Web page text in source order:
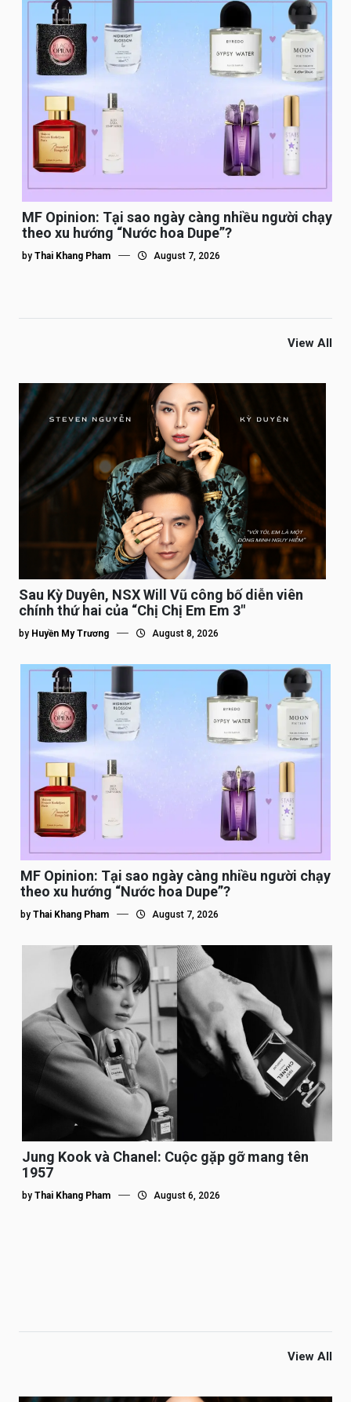
MF Opinion: Tại sao ngày càng nhiều người chạy
theo xu hướng “Nước hoa Dupe”?
by Thai Khang Pham August 7, 2026
View All
Sau Kỳ Duyên, NSX Will Vũ công bố diễn viên
chính thứ hai của “Chị Chị Em Em 3″
by Huyền My Trương August 8, 2026
MF Opinion: Tại sao ngày càng nhiều người chạy
theo xu hướng “Nước hoa Dupe”?
by Thai Khang Pham August 7, 2026
Jung Kook và Chanel: Cuộc gặp gỡ mang tên
1957
by Thai Khang Pham August 6, 2026
View All